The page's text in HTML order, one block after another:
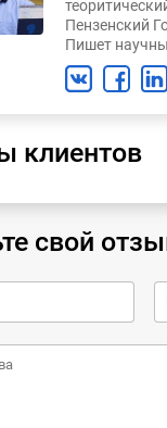
Пензенский
Пишет
клиентов
свой